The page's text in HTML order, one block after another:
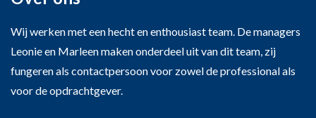
Wij werken met een hecht en enthousiast team. De managers
Leonie en Marleen maken onderdeel uit van dit team, zij
fungeren als contactpersoon voor zowel de professional als
voor de opdrachtgever.